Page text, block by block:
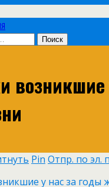
возникшие
Pin Отпр. по эл.